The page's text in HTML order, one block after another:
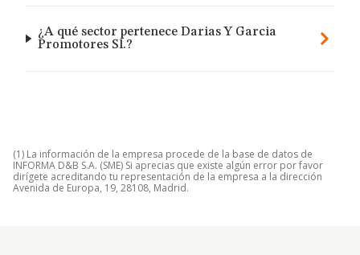
¿A qué sector pertenece Darias Y Garcia
Promotores Sl.?
(1) La información de la empresa procede de la base de datos de
INFORMA D&B S.A. (SME) Si aprecias que existe algún error por favor
dirígete acreditando tu representación de la empresa a la dirección
Avenida de Europa, 19, 28108, Madrid.